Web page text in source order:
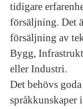
tidigare
försäljning. Det
försäljning av
Bygg,
eller Industri.
Det behövs
språkkunskaper